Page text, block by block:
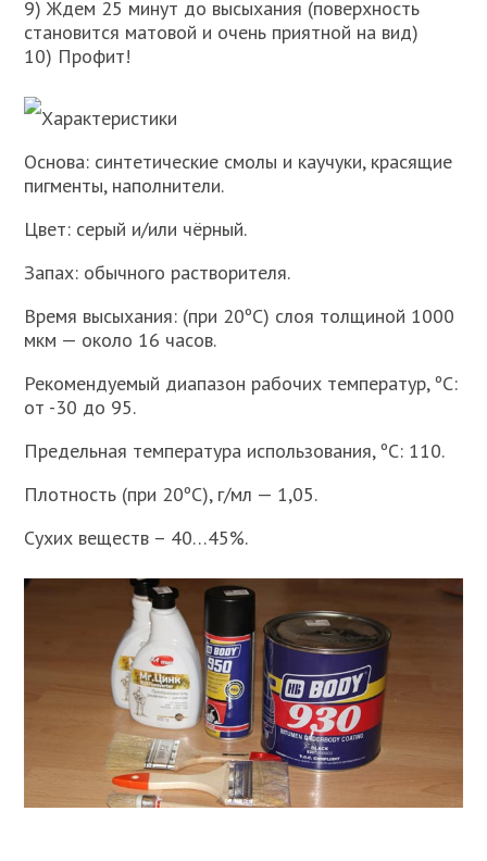
9) Ждем 25 минут до высыхания (поверхность
становится матовой и очень приятной на вид)
10) Профит!
Характеристики
Основа: синтетические смолы и каучуки, красящие
пигменты, наполнители.
Цвет: серый и/или чёрный.
Запах: обычного растворителя.
Время высыхания: (при 20ºC) слоя толщиной 1000
мкм — около 16 часов.
Рекомендуемый диапазон рабочих температур, ºC:
от -30 до 95.
Предельная температура использования, ºC: 110.
Плотность (при 20ºC), г/мл — 1,05.
Сухих веществ – 40…45%.